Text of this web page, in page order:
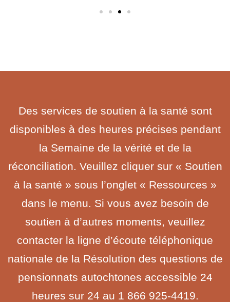
Des services de soutien à la santé sont
disponibles à des heures précises pendant
la Semaine de la vérité et de la
réconciliation. Veuillez cliquer sur « Soutien
à la santé » sous l’onglet « Ressources »
dans le menu. Si vous avez besoin de
soutien à d’autres moments, veuillez
contacter la ligne d’écoute téléphonique
nationale de la Résolution des questions de
pensionnats autochtones accessible 24
heures sur 24 au 1 866 925-4419.